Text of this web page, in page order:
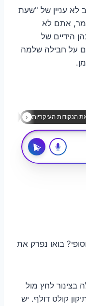
לא עניין של "שעת
אתם לא
הידיים של
על חבילה שלמה
בואו נפרק את
בצינור לחץ מול
קולט דולף. יש